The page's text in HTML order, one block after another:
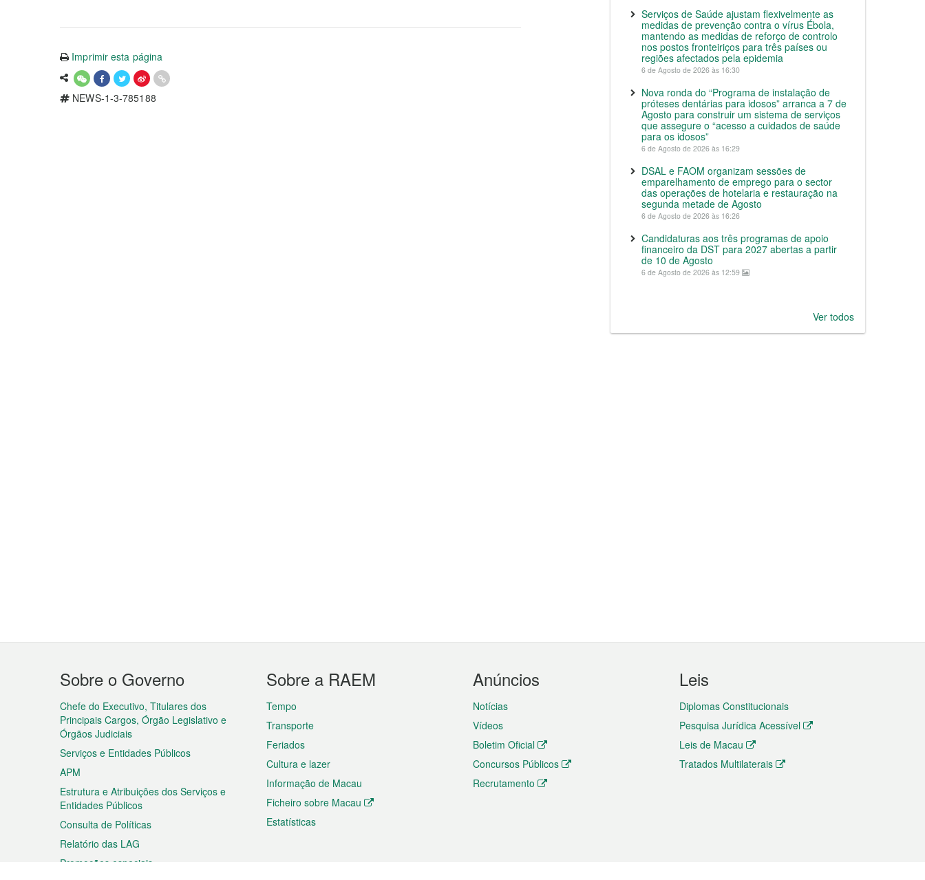
Imprimir esta página
NEWS-1-3-785188
Serviços de Saúde ajustam flexivelmente as
medidas de prevenção contra o vírus Ébola,
mantendo as medidas de reforço de controlo
nos postos fronteiriços para três países ou
regiões afectados pela epidemia
6 de Agosto de 2026 às 16:30
Nova ronda do “Programa de instalação de
próteses dentárias para idosos” arranca a 7 de
Agosto para construir um sistema de serviços
que assegure o “acesso a cuidados de saúde
para os idosos”
6 de Agosto de 2026 às 16:29
DSAL e FAOM organizam sessões de
emparelhamento de emprego para o sector
das operações de hotelaria e restauração na
segunda metade de Agosto
6 de Agosto de 2026 às 16:26
Candidaturas aos três programas de apoio
financeiro da DST para 2027 abertas a partir
de 10 de Agosto
6 de Agosto de 2026 às 12:59
Ver todos
Menu
do
rodapé
Sobre o Governo
Chefe do Executivo, Titulares dos
Principais Cargos, Órgão Legislativo e
Órgãos Judiciais
Serviços e Entidades Públicos
APM
Estrutura e Atribuições dos Serviços e
Entidades Públicos
Consulta de Políticas
Relatório das LAG
Promoções especiais
Sobre a RAEM
Tempo
Transporte
Feriados
Cultura e lazer
Informação de Macau
Ficheiro sobre Macau
Estatísticas
Anúncios
Notícias
Vídeos
Boletim Oficial
Concursos Públicos
Recrutamento
Leis
Diplomas Constitucionais
Pesquisa Jurídica Acessível
Leis de Macau
Tratados Multilaterais